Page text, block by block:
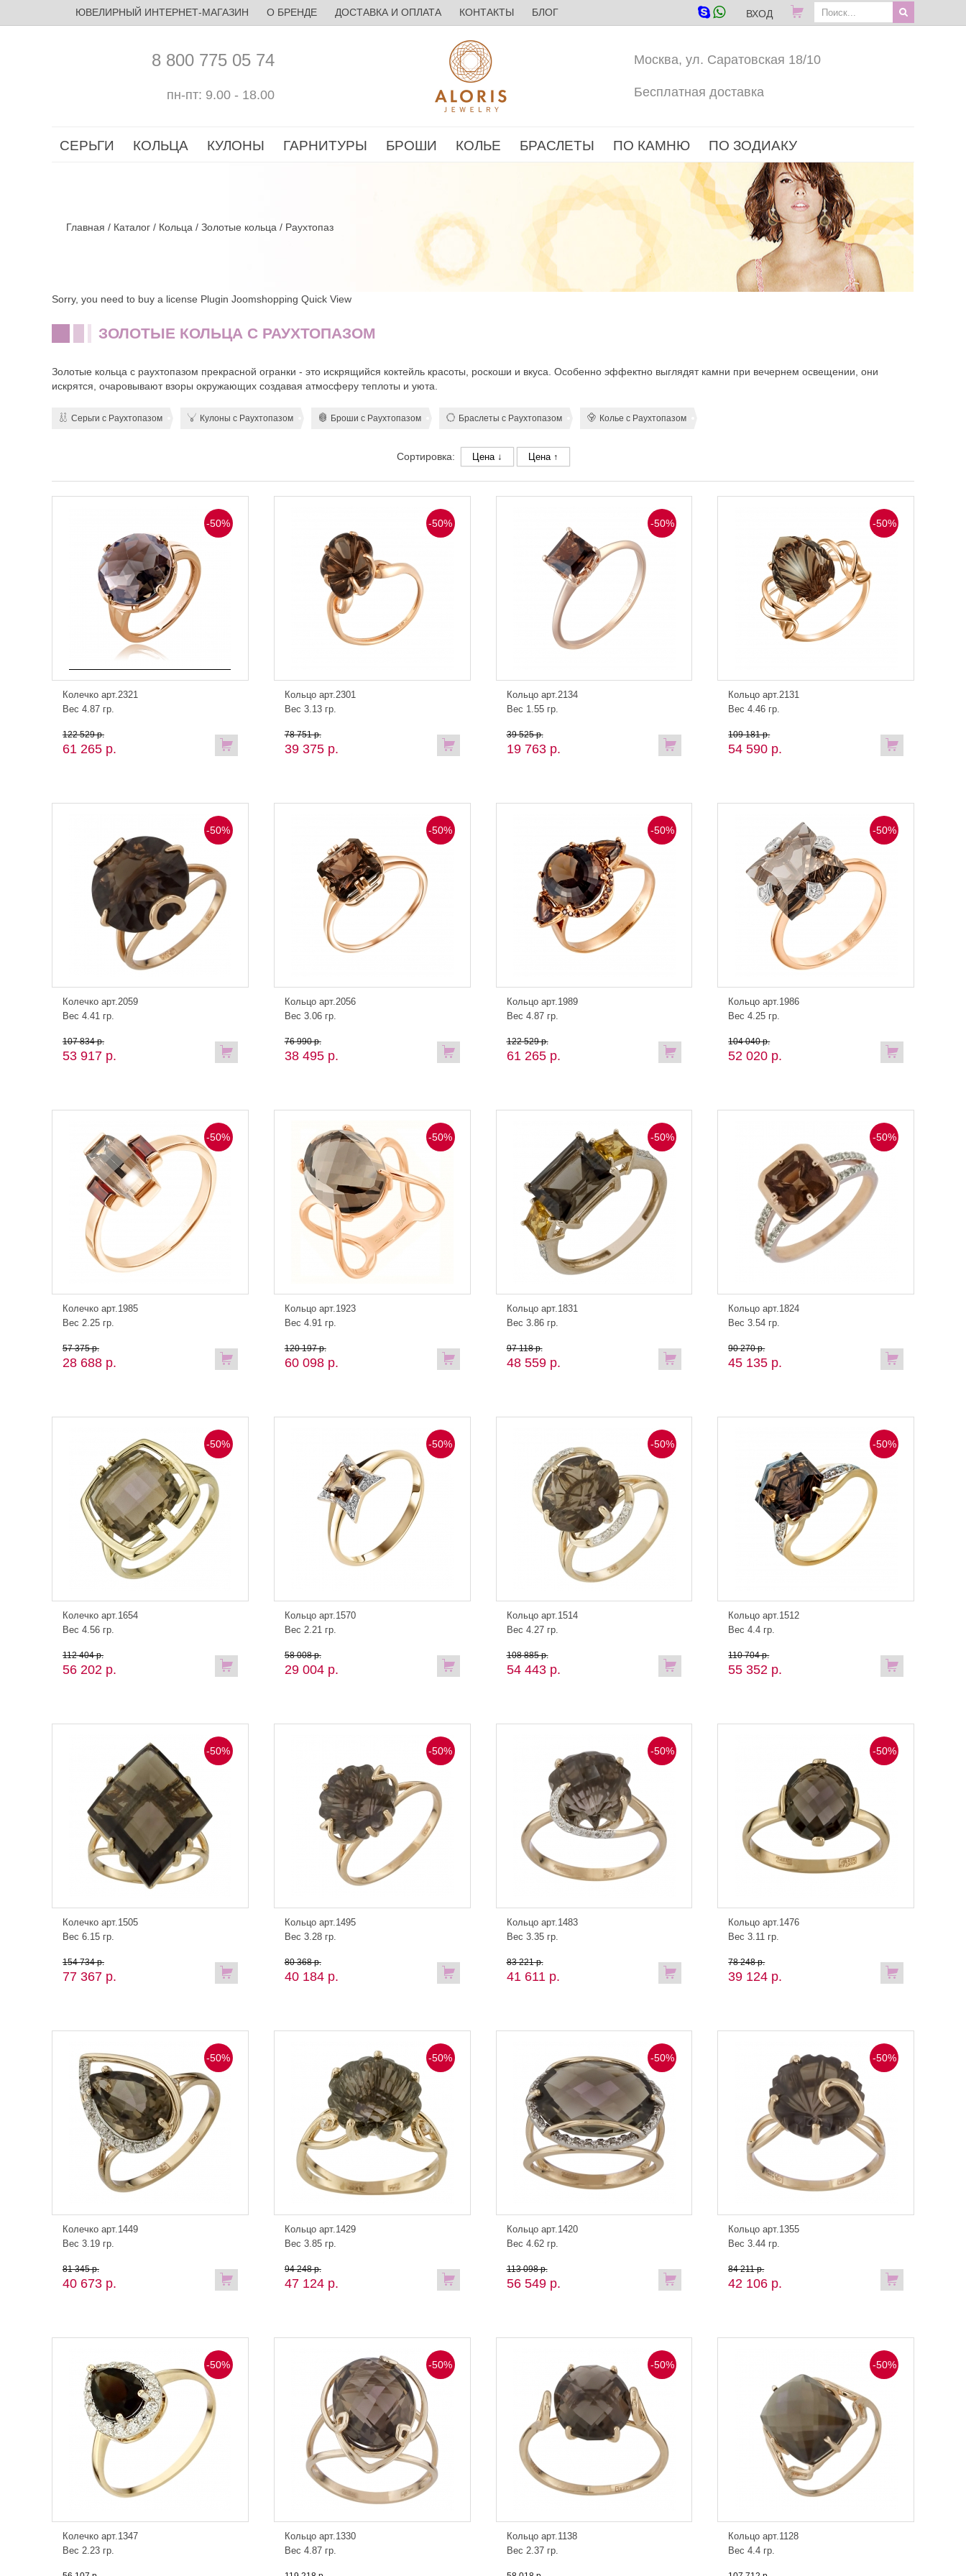
ЮВЕЛИРНЫЙ ИНТЕРНЕТ-МАГАЗИН О БРЕНДЕ ДОСТАВКА И ОПЛАТА КОНТАКТЫ БЛОГ ВХОД
8 800 775 05 74
пн-пт: 9.00 - 18.00
Москва, ул. Саратовская 18/10
Бесплатная доставка
СЕРЬГИ КОЛЬЦА КУЛОНЫ ГАРНИТУРЫ БРОШИ КОЛЬЕ БРАСЛЕТЫ ПО КАМНЮ ПО ЗОДИАКУ
Главная / Каталог / Кольца / Золотые кольца / Раухтопаз
Sorry, you need to buy a license Plugin Joomshopping Quick View
ЗОЛОТЫЕ КОЛЬЦА С РАУХТОПАЗОМ
Золотые кольца с раухтопазом прекрасной огранки - это искрящийся коктейль красоты, роскоши и вкуса. Особенно эффектно выглядят камни при вечернем освещении, они
искрятся, очаровывают взоры окружающих создавая атмосферу теплоты и уюта.
Серьги с Раухтопазом Кулоны с Раухтопазом Броши с Раухтопазом Браслеты с Раухтопазом Колье с Раухтопазом
Сортировка: Цена ↓ Цена ↑
-50%
Колечко арт.2321
Вес 4.87 гр.
61 265 р.
122 529 р.
-50%
Кольцо арт.2301
Вес 3.13 гр.
39 375 р.
78 751 р.
-50%
Кольцо арт.2134
Вес 1.55 гр.
19 763 р.
39 525 р.
-50%
Кольцо арт.2131
Вес 4.46 гр.
54 590 р.
109 181 р.
-50%
Колечко арт.2059
Вес 4.41 гр.
53 917 р.
107 834 р.
-50%
Кольцо арт.2056
Вес 3.06 гр.
38 495 р.
76 990 р.
-50%
Кольцо арт.1989
Вес 4.87 гр.
61 265 р.
122 529 р.
-50%
Кольцо арт.1986
Вес 4.25 гр.
52 020 р.
104 040 р.
-50%
Колечко арт.1985
Вес 2.25 гр.
28 688 р.
57 375 р.
-50%
Кольцо арт.1923
Вес 4.91 гр.
60 098 р.
120 197 р.
-50%
Кольцо арт.1831
Вес 3.86 гр.
48 559 р.
97 118 р.
-50%
Кольцо арт.1824
Вес 3.54 гр.
45 135 р.
90 270 р.
-50%
Колечко арт.1654
Вес 4.56 гр.
56 202 р.
112 404 р.
-50%
Кольцо арт.1570
Вес 2.21 гр.
29 004 р.
58 008 р.
-50%
Кольцо арт.1514
Вес 4.27 гр.
54 443 р.
108 885 р.
-50%
Кольцо арт.1512
Вес 4.4 гр.
55 352 р.
110 704 р.
-50%
Колечко арт.1505
Вес 6.15 гр.
77 367 р.
154 734 р.
-50%
Кольцо арт.1495
Вес 3.28 гр.
40 184 р.
80 368 р.
-50%
Кольцо арт.1483
Вес 3.35 гр.
41 611 р.
83 221 р.
-50%
Кольцо арт.1476
Вес 3.11 гр.
39 124 р.
78 248 р.
-50%
Колечко арт.1449
Вес 3.19 гр.
40 673 р.
81 345 р.
-50%
Кольцо арт.1429
Вес 3.85 гр.
47 124 р.
94 248 р.
-50%
Кольцо арт.1420
Вес 4.62 гр.
56 549 р.
113 098 р.
-50%
Кольцо арт.1355
Вес 3.44 гр.
42 106 р.
84 211 р.
-50%
Колечко арт.1347
Вес 2.23 гр.
-50%
Кольцо арт.1330
Вес 4.87 гр.
-50%
Кольцо арт.1138
Вес 2.37 гр.
-50%
Кольцо арт.1128
Вес 4.4 гр.